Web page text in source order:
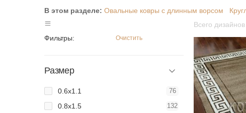
В этом разделе: Овальные ковры с длинным ворсом
Всего дизайнов
Фильтры: Очистить
Размер
0.6x1.1 76
0.8x1.5 132